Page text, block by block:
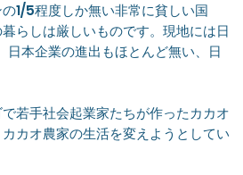
1/5程度しか無い非常に貧しい国
らしは厳しいものです。現地には日
本企業の進出もほとんど無い、日
若手社会起業家たちが作ったカカオ
カオ農家の生活を変えようとしてい